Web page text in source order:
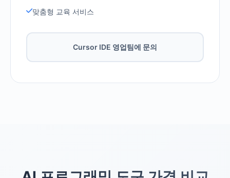
맞춤형 교육 서비스
Cursor IDE 영업팀에 문의